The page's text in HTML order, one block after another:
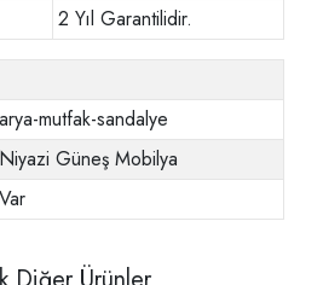
2 Yıl Garantilidir.
arya-mutfak-sandalye
Niyazi Güneş Mobilya
Var